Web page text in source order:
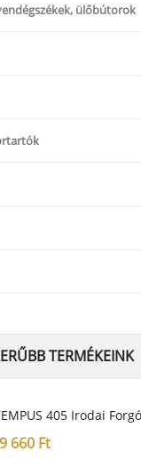
ülőbútorok
TERMÉKEINK
405 Irodai
660 Ft